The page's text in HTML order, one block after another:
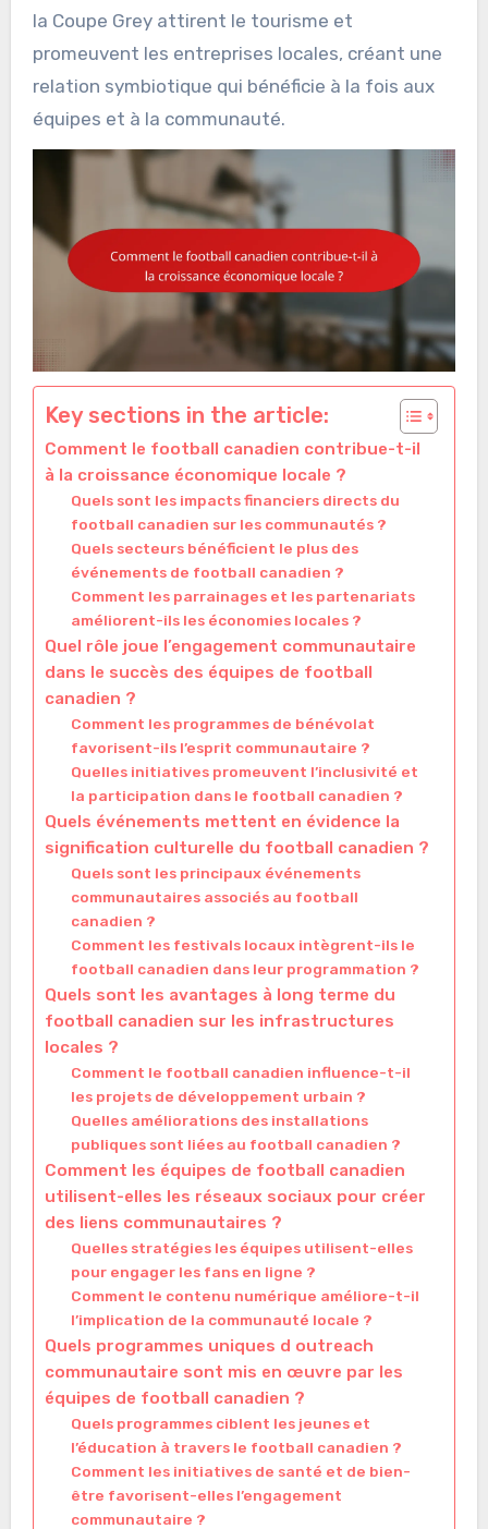
la Coupe Grey attirent le tourisme et
promeuvent les entreprises locales, créant une
relation symbiotique qui bénéficie à la fois aux
équipes et à la communauté.
Key sections in the article:
Comment le football canadien contribue-t-il
à la croissance économique locale ?
Quels sont les impacts financiers directs du
football canadien sur les communautés ?
Quels secteurs bénéficient le plus des
événements de football canadien ?
Comment les parrainages et les partenariats
améliorent-ils les économies locales ?
Quel rôle joue l’engagement communautaire
dans le succès des équipes de football
canadien ?
Comment les programmes de bénévolat
favorisent-ils l’esprit communautaire ?
Quelles initiatives promeuvent l’inclusivité et
la participation dans le football canadien ?
Quels événements mettent en évidence la
signification culturelle du football canadien ?
Quels sont les principaux événements
communautaires associés au football
canadien ?
Comment les festivals locaux intègrent-ils le
football canadien dans leur programmation ?
Quels sont les avantages à long terme du
football canadien sur les infrastructures
locales ?
Comment le football canadien influence-t-il
les projets de développement urbain ?
Quelles améliorations des installations
publiques sont liées au football canadien ?
Comment les équipes de football canadien
utilisent-elles les réseaux sociaux pour créer
des liens communautaires ?
Quelles stratégies les équipes utilisent-elles
pour engager les fans en ligne ?
Comment le contenu numérique améliore-t-il
l’implication de la communauté locale ?
Quels programmes uniques d outreach
communautaire sont mis en œuvre par les
équipes de football canadien ?
Quels programmes ciblent les jeunes et
l’éducation à travers le football canadien ?
Comment les initiatives de santé et de bien-
être favorisent-elles l’engagement
communautaire ?